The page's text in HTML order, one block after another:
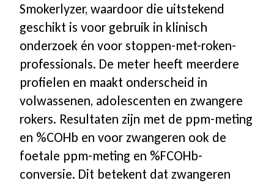
Smokerlyzer, waardoor die uitstekend
geschikt is voor gebruik in klinisch
onderzoek én voor stoppen-met-roken-
professionals. De meter heeft meerdere
profielen en maakt onderscheid in
volwassenen, adolescenten en zwangere
rokers. Resultaten zijn met de ppm-meting
en %COHb en voor zwangeren ook de
foetale ppm-meting en %FCOHb-
conversie. Dit betekent dat zwangeren